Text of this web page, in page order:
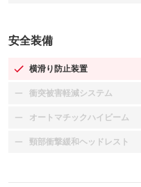
安全装備
横滑り防止装置
：装備あり
衝突被害軽減システム
：装備なし
オートマチックハイビーム
：装備なし
頸部衝撃緩和ヘッドレスト
：装備なし